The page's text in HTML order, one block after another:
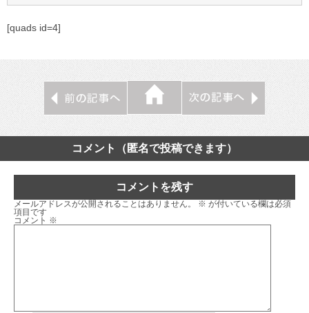
[quads id=4]
コメント（匿名で投稿できます）
コメントを残す
メールアドレスが公開されることはありません。 ※ が付いている欄は必須
項目です
コメント ※